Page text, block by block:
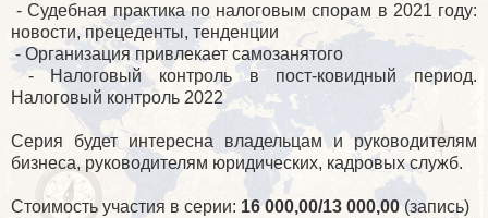
- Судебная практика по налоговым спорам в 2021 году:
новости, прецеденты, тенденции
- Организация привлекает самозанятого
- Налоговый контроль в пост-ковидный период.
Налоговый контроль 2022
Серия будет интересна владельцам и руководителям
бизнеса, руководителям юридических, кадровых служб.
Стоимость участия в серии: 16 000,00/13 000,00(запись)